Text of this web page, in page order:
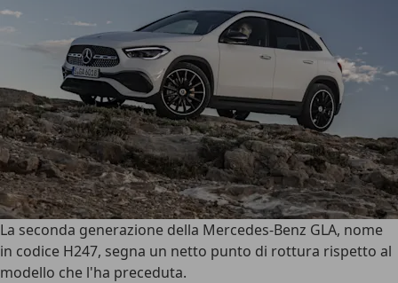
La seconda generazione della Mercedes-Benz GLA, nome
in codice H247, segna un netto punto di rottura rispetto al
modello che l'ha preceduta.